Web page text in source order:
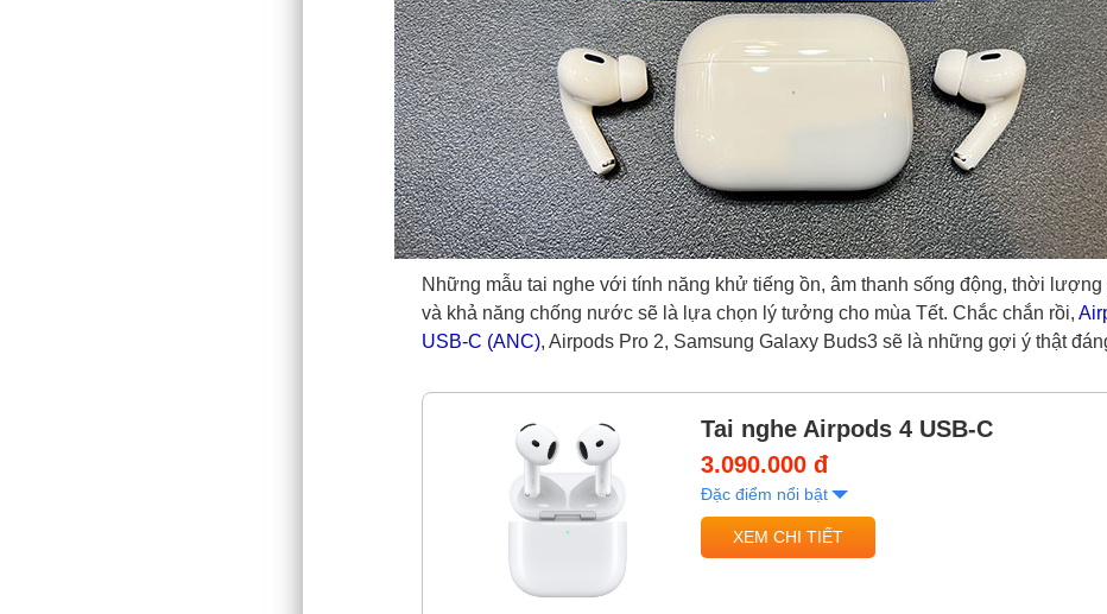
Những mẫu tai nghe với tính năng khử tiếng ồn, âm thanh sống động, thời lượng
và khả năng chống nước sẽ là lựa chọn lý tưởng cho mùa Tết. Chắc chắn rồi,
USB-C (ANC), Airpods Pro 2, Samsung Galaxy Buds3 sẽ là những gợi ý thật
Tai nghe Airpods 4 USB-C
3.090.000 đ
Đặc điểm nổi bật
XEM CHI TIẾT